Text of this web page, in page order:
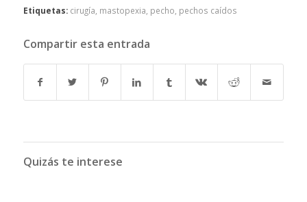
Etiquetas: cirugía mastopexia pecho pechos caídos
Compartir esta entrada
Quizás te interese